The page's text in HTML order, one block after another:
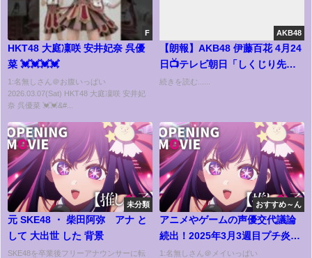
F
HKT48 大庭凜咲 安井妃奈 呉優
菜 💓💓💓💓
1:名無しさん＠お腹いっぱい
2026.03.07(Sat) HKT48 大庭凜咲 安井妃
奈 呉優菜 💓💓&#...
AKB48
【朗報】AKB48 伊藤百花 4月24
日📺テレビ朝日「しくじり先
生」出演！【元阪神 井川慶 先
続きを読む......
未分類
元 SKE48 ・ 柴田阿弥 アナ と
して 大出世 した 背景
SKE48を卒業後フリーアナウンサーに転
おすすめ～ん
アニメやゲームの声優交代議論
続出！2025年3月3週目プチ炎上
事件10選【反応集】
1:名無しさん＠メイいっぱい